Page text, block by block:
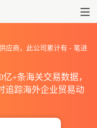
应商，此公司累计有 -笔进
+条海关交易数据，
追踪海外企业贸易动